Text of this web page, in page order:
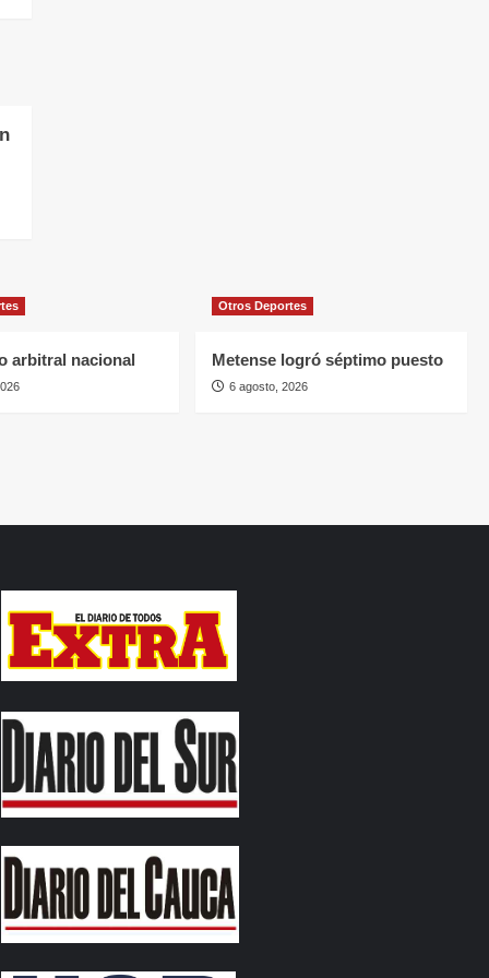
arbitral nacional
Otros Deportes
Metense logró séptimo puesto
6 agosto, 2026